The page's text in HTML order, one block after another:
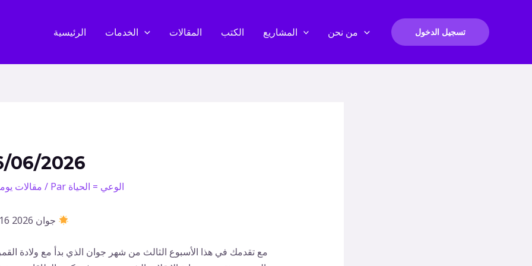
الرئيسية الخدمات المقالات الكتب المشاريع من نحن تسجيل الدخول
06/2026
مقالات / Par الوعي = الحياة
مع تقدمك في هذا الأسبوع الثالث من شهر جوان الذي بدأ مع ولادة القمر